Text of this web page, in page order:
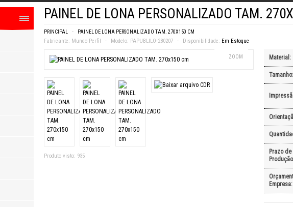
PAINEL DE LONA PERSONALIZADO TAM.
PRINCIPAL PAINEL DE LONA PERSONALIZADO TAM. 270X150 CM
Fabricante: Mundo Perfil Modelo: PAPUBLILO-280207 Disponibilidade: Em Estoque
ZOOM
Produto visto: 935
Material:
Tamanho:
Prazo de
Empresa: